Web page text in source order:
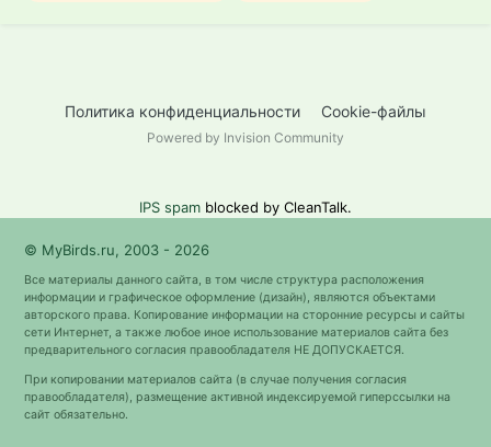
Политика конфиденциальности Cookie-файлы
Powered by Invision Community
IPS spam blocked by CleanTalk.
© MyBirds.ru, 2003 - 2026
Все материалы данного сайта, в том числе структура расположения
информации и графическое оформление (дизайн), являются объектами
авторского права. Копирование информации на сторонние ресурсы и сайты
сети Интернет, а также любое иное использование материалов сайта без
предварительного согласия правообладателя НЕ ДОПУСКАЕТСЯ.
При копировании материалов сайта (в случае получения согласия
правообладателя), размещение активной индексируемой гиперссылки на
сайт обязательно.